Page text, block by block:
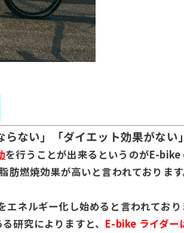
ない」「ダイエット効果がない
を行うことが出来るというのがE-bike
燃焼効果が高いと言われておりま
ネルギー化し始めると言われてお
研究によりますと、 E-bike ライダー